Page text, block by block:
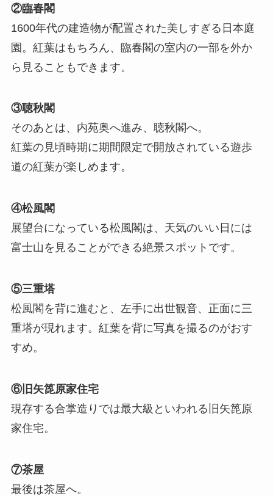
②臨春閣
1600年代の建造物が配置された美しすぎる日本庭
園。紅葉はもちろん、臨春閣の室内の一部を外か
ら見ることもできます。
③聴秋閣
そのあとは、内苑奥へ進み、聴秋閣へ。
紅葉の見頃時期に期間限定で開放されている遊歩
道の紅葉が楽しめます。
④松風閣
展望台になっている松風閣は、天気のいい日には
富士山を見ることができる絶景スポットです。
⑤三重塔
松風閣を背に進むと、左手に出世観音、正面に三
重塔が現れます。紅葉を背に写真を撮るのがおす
すめ。
⑥旧矢箆原家住宅
現存する合掌造りでは最大級といわれる旧矢箆原
家住宅。
⑦茶屋
最後は茶屋へ。